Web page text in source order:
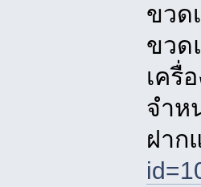
ขวด
ขวด
เครื่
จำห
ฝาก